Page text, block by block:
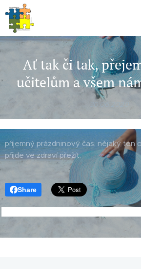
Ať tak či tak,
učitelům a všem
30.06.2020
příjemný prázdninový čas, nějaký ten
přijde ve zdraví přežít.
Share